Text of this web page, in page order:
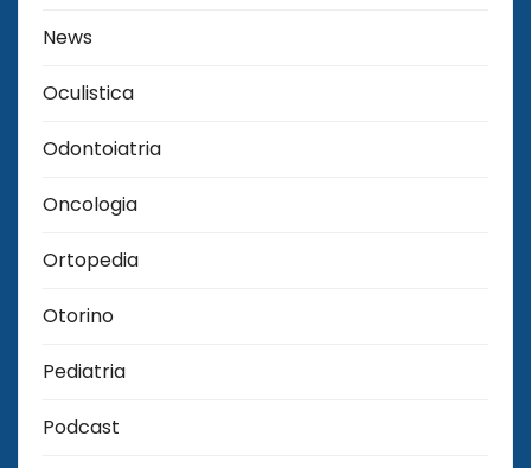
News
Oculistica
Odontoiatria
Oncologia
Ortopedia
Otorino
Pediatria
Podcast